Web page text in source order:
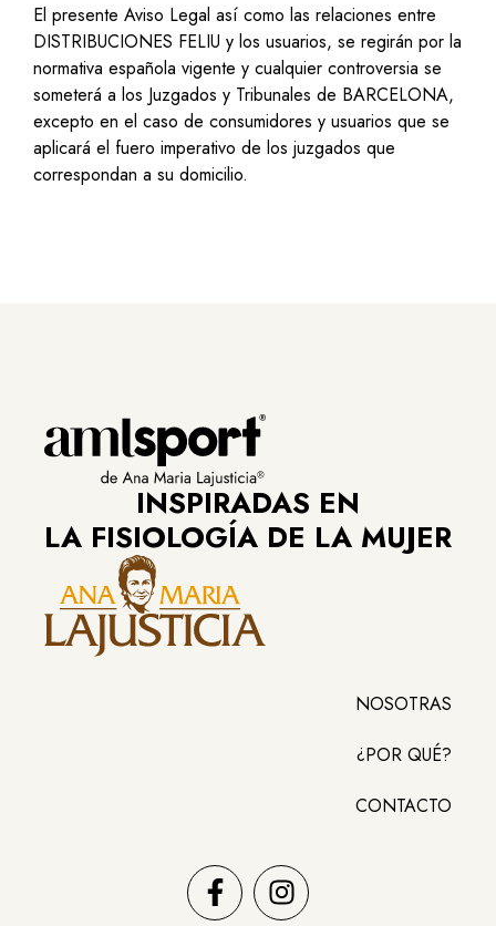
El presente Aviso Legal así como las relaciones entre
DISTRIBUCIONES FELIU y los usuarios, se regirán por la
normativa española vigente y cualquier controversia se
someterá a los Juzgados y Tribunales de BARCELONA,
excepto en el caso de consumidores y usuarios que se
aplicará el fuero imperativo de los juzgados que
correspondan a su domicilio.
INSPIRADAS EN
LA FISIOLOGÍA DE LA MUJER
NOSOTRAS
¿POR QUÉ?
CONTACTO